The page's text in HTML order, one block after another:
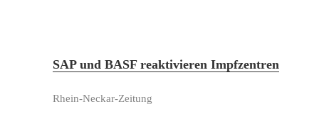
SAP und BASF reaktivieren Impfzentren
Rhein-Neckar-Zeitung